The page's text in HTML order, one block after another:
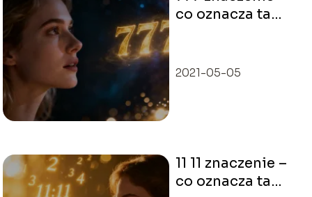
co oznacza ta
2021-05-05
11 11 znaczenie –
co oznacza ta